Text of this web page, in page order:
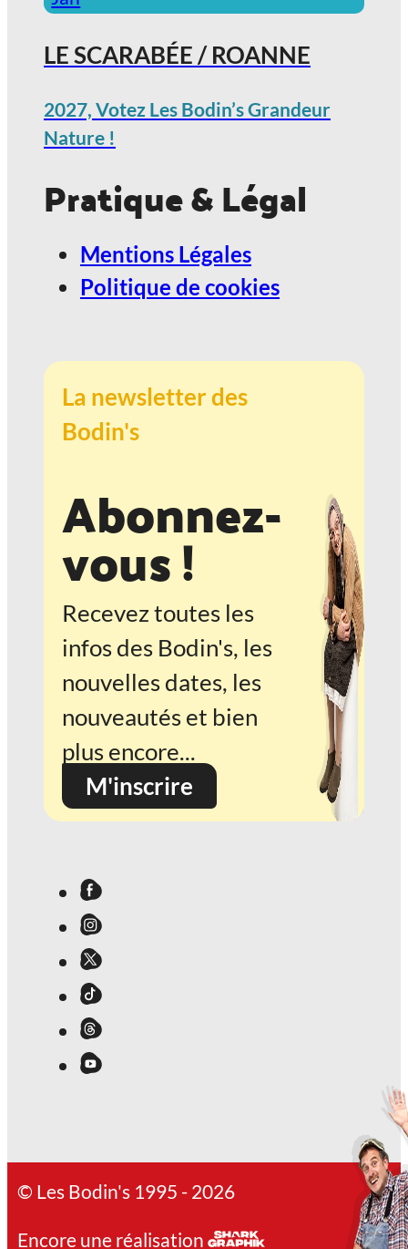
LE SCARABÉE / ROANNE
2027, Votez Les Bodin’s Grandeur
Nature !
Pratique & Légal
Mentions Légales
Politique de cookies
La newsletter des
Bodin's
Abonnez-
vous !
Recevez toutes les
infos des Bodin's, les
nouvelles dates, les
nouveautés et bien
plus encore...
M'inscrire
© Les Bodin's 1995 - 2026
Encore une réalisation